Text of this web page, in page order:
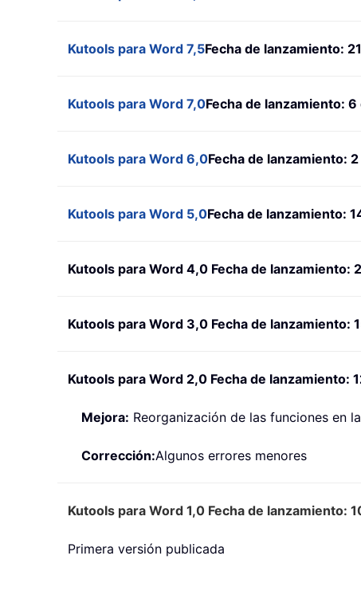
Kutools para Word 7,5Fecha de lanzamiento:
Kutools para Word 7,0Fecha de lanzamiento:
Kutools para Word 6,0Fecha de lanzamiento:
Kutools para Word 5,0Fecha de lanzamiento:
Kutools para Word 4,0 Fecha de lanzamiento:
Kutools para Word 3,0 Fecha de lanzamiento:
Kutools para Word 2,0 Fecha de lanzamiento:
Mejora: Reorganización de las funciones en
Corrección:Algunos errores menores
Kutools para Word 1,0 Fecha de lanzamiento:
Primera versión publicada